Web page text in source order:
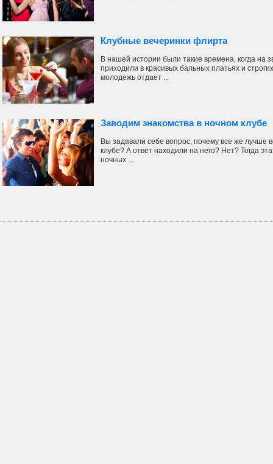
Клубные вечеринки флирта
В нашей истории были такие времена, когда
приходили в красивых бальных платьях и
молодежь отдает ...
Заводим знакомства в ночном клубе
Вы задавали себе вопрос, почему все же лучше
клубе? А ответ находили на него? Нет? Тогда
ночных ...